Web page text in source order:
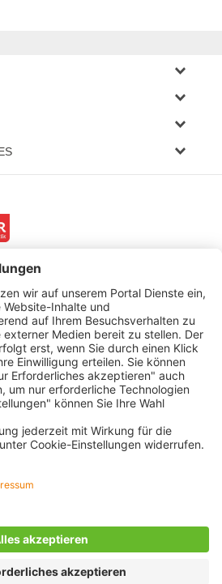
2026 Clevertours